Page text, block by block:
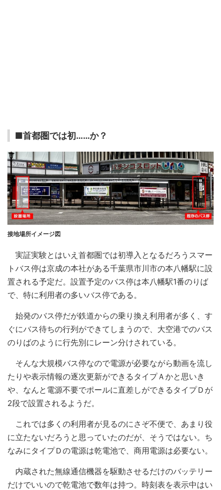
■首都圏では初……か？
接地場所イメージ図
実証実験とはいえ首都圏では初導入となるだろうスマー
トバス停は京成の本社がある千葉県市川市の本八幡駅に設
置される予定だ。設置予定のバス停は本八幡駅1番のりば
で、特に利用者の多いバス停である。
始発のバス停だが鉄道からの乗り換え利用者が多く、す
ぐにバス待ちの行列ができてしまうので、大空港でのバス
のりばのように行先別にレーン分けされている。
そんな大規模バス停なので電源が必要ながら動画を流し
たりや表示情報の逐次更新ができるタイプＡかと思いき
や、なんと電源不要でポールに直差しができるタイプＤが
2段で設置されるようだ。
これでは多くの利用者が見るのにさぞ不便で、あまり役
に立たないだろうと思っていたのだが、そうではない。ち
なみにタイプＤの電源は乾電池で、商用電源は必要ない。
内蔵された無線通信機器を駆動させるだけのバッテリー
だけでいいので乾電池で数年は持つ。時刻表を表示中はい